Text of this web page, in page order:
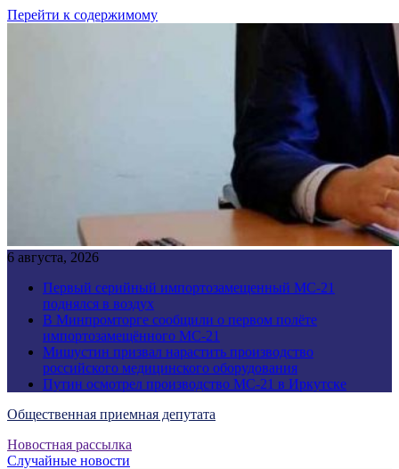
Перейти к содержимому
6 августа, 2026
Первый серийный импортозамещенный МС-21
поднялся в воздух
В Минпромторге сообщили о первом полёте
импортозамещённого МС-21
Мишустин призвал нарастить производство
российского медицинского оборудования
Путин осмотрел производство МС-21 в Иркутске
Общественная приемная депутата
Новостная рассылка
Случайные новости